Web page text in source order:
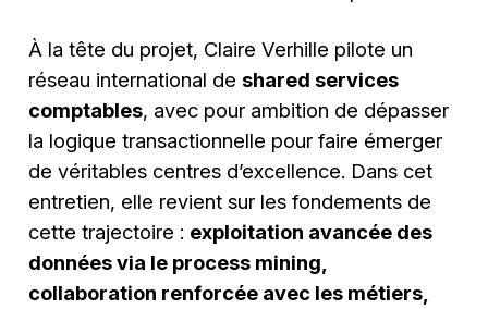
À la tête du projet, Claire Verhille pilote un
réseau international de shared services
comptables, avec pour ambition de dépasser
la logique transactionnelle pour faire émerger
de véritables centres d’excellence. Dans cet
entretien, elle revient sur les fondements de
cette trajectoire : exploitation avancée des
données via le process mining,
collaboration renforcée avec les métiers,